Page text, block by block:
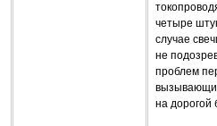
четыре
случае
не
проблем
на дорогой